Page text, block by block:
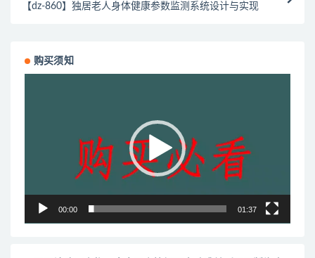
【dz-860】独居老人身体健康参数监测系统设计与实现
购买须知
00:00 01:37